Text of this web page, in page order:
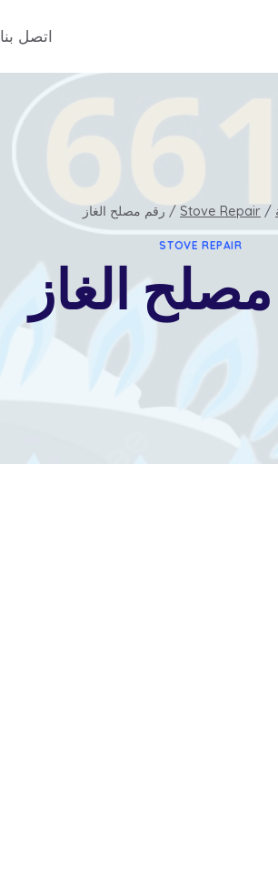
اتصل بنا
/
Stove Repair
/ رقم مصلح الغاز
STOVE REPAIR
الغاز